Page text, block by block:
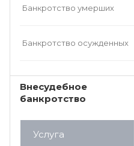
Банкротство умерших
Банкротство осужденных
Внесудебное
банкротство
Услуга